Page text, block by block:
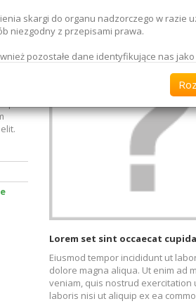
Lorem set sint occaecat
Eiusmod tempor incididunt ut
dolore magna aliqua. Ut enim ad
veniam, quis nostrud exercitation
laboris nisi ut aliquip ex ea
skargi do organu nadzorczego w razie
niezgodny z przepisami prawa.
pozostałe dane identyfikujące nas jako
Państwa danych osobowych, jesteśmy
w celach innych niż przewidziane
w jakim jest to niezbędne i dbamy o